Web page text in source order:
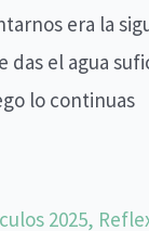
era la
das el agua
lo continuas
2025,